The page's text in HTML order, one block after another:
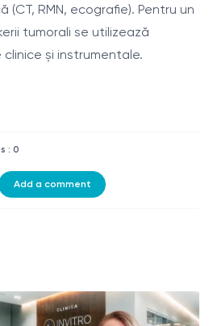
RMN, ecografie). Pentru un
tumorali se utilizează
și instrumentale.
: 0
Add a comment